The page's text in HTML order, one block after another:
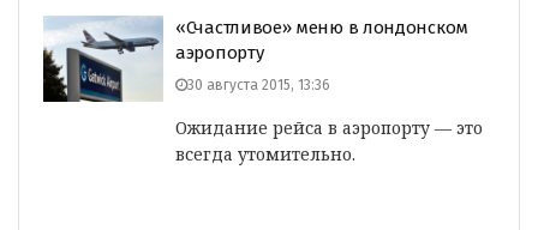
«Счастливое» меню в лондонском
аэропорту
30 августа 2015, 13:36
Ожидание рейса в аэропорту — это
всегда утомительно.